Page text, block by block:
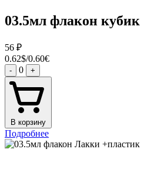
03.5мл флакон
56 ₽
0.62$/0.60€
- 0 +
В корзину
Подробнее